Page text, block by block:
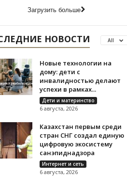
Загрузить больше
НОВОСТИ All
Новые технологии на
дому: дети с
инвалидностью делают
успехи в рамках...
Дети и материнство
6 августа, 2026
Казахстан первым среди
стран СНГ создал единую
цифровую экосистему
санэпиднадзора
Интернет и сеть
6 августа, 2026